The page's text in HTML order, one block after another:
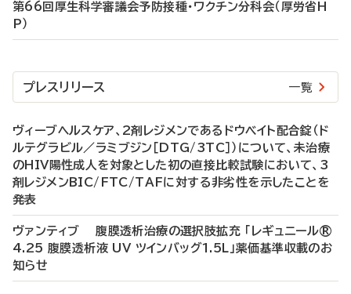
第66回厚生科学審議会予防接種・ワクチン分科会（厚労省H
P）
プレスリリース 一覧
ヴィーブヘルスケア、2剤レジメンであるドウベイト配合錠（ド
ルテグラビル／ラミブジン［DTG/3TC］）について、未治療
のHIV陽性成人を対象とした初の直接比較試験において、3
剤レジメンBIC/FTC/TAFに対する非劣性を示したことを
発表
ヴァンティブ 腹膜透析治療の選択肢拡充 「レギュニール®
4.25 腹膜透析液 UV ツインバッグ1.5L」薬価基準収載のお
知らせ